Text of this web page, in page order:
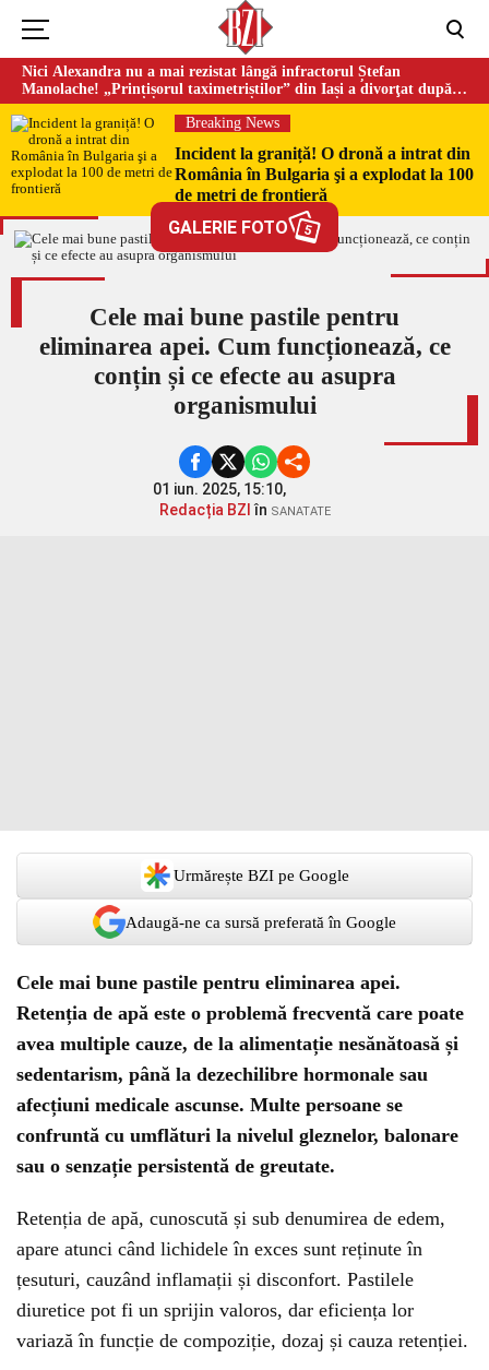
Nici Alexandra nu a mai rezistat lângă infractorul Ștefan
Manolache! „Prințișorul taximetriștilor” din Iași a divorţat după
doi ani de căsnicie
Breaking News
Incident la graniță! O dronă a intrat din
România în Bulgaria şi a explodat la 100
de metri de frontieră
GALERIE FOTO 5
Cele mai bune pastile pentru
eliminarea apei. Cum funcționează, ce
conțin și ce efecte au asupra
organismului
01 iun. 2025, 15:10,
Redacția BZI în SANATATE
Urmărește BZI pe Google
Adaugă-ne ca sursă preferată în Google
Cele mai bune pastile pentru eliminarea apei.
Retenția de apă este o problemă frecventă care poate
avea multiple cauze, de la alimentație nesănătoasă și
sedentarism, până la dezechilibre hormonale sau
afecțiuni medicale ascunse. Multe persoane se
confruntă cu umflături la nivelul gleznelor, balonare
sau o senzație persistentă de greutate.
Retenția de apă, cunoscută și sub denumirea de edem,
apare atunci când lichidele în exces sunt reținute în
țesuturi, cauzând inflamații și disconfort. Pastilele
diuretice pot fi un sprijin valoros, dar eficiența lor
variază în funcție de compoziție, dozaj și cauza retenției.